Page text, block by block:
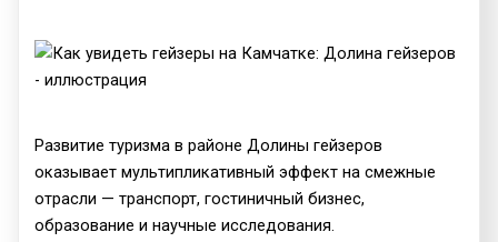
Развитие туризма в районе Долины гейзеров
оказывает мультипликативный эффект на смежные
отрасли — транспорт, гостиничный бизнес,
образование и научные исследования.